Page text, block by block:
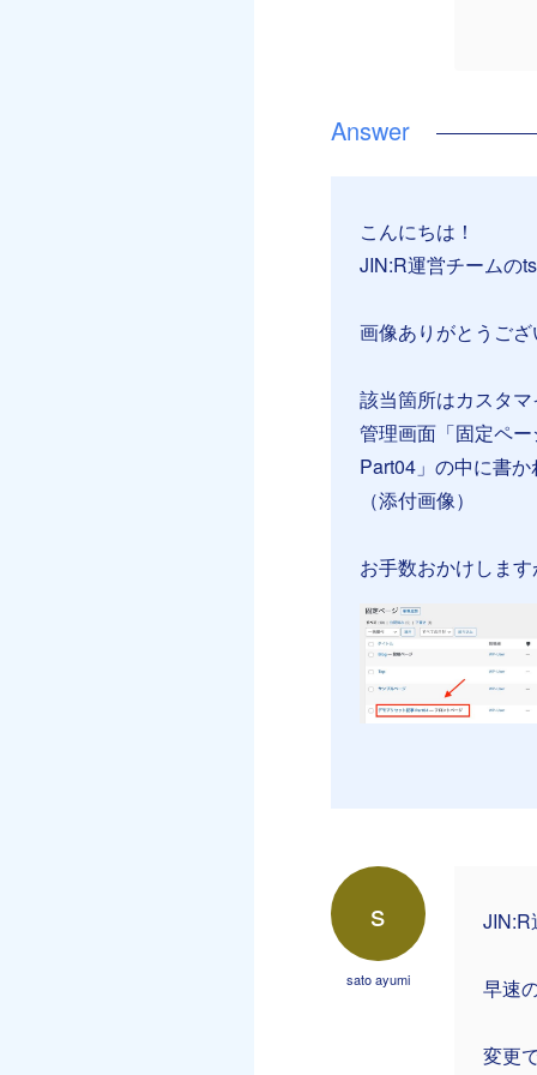
こんにちは！
JIN:R運営チームの
画像ありがとうご
該当箇所はカスタ
管理画面「固定ペ
Part04」の中に書
（添付画像）
お手数おかけしま
s
sato ayumi
JIN:R
早速
変更